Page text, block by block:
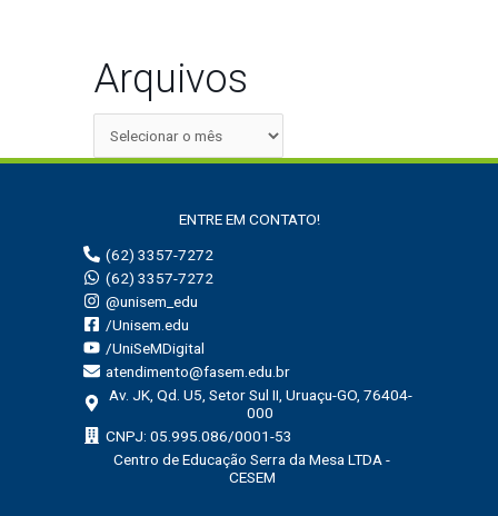
Arquivos
ENTRE EM CONTATO!
(62) 3357-7272
(62) 3357-7272
@unisem_edu
/Unisem.edu
/UniSeMDigital
atendimento@fasem.edu.br
Av. JK, Qd. U5, Setor Sul II, Uruaçu-GO, 76404-
000
CNPJ: 05.995.086/0001-53
Centro de Educação Serra da Mesa LTDA -
CESEM